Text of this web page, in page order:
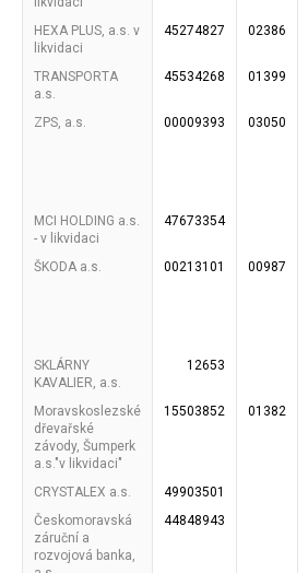
HEXA PLUS, a.s. v
likvidaci
45274827 02386
TRANSPORTA
a.s.
45534268 01399
ZPS, a.s. 00009393 03050
MCI HOLDING a.s.
- v likvidaci
47673354
ŠKODA a.s. 00213101 00987
SKLÁRNY
KAVALIER, a.s.
12653
Moravskoslezské
dřevařské
závody, Šumperk
a.s."v likvidaci"
15503852 01382
CRYSTALEX a.s. 49903501
Českomoravská
záruční a
rozvojová banka,
44848943